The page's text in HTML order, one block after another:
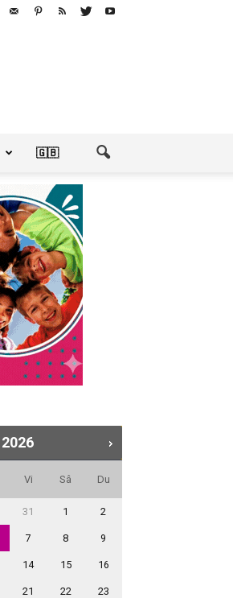
🇬🇧
2026
Vi Sâ Du
31 1 2
7 8 9
14 15 16
21 22 23